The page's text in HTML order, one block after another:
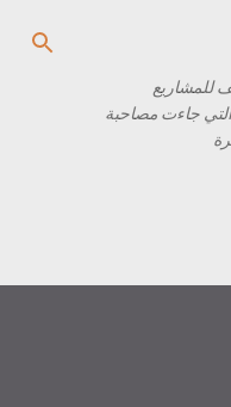
للمشاريع
جاءت مصاحبة